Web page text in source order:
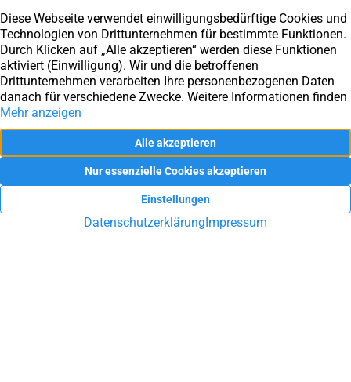
Immobilienmakler Ennepetal
Sie suchen einen Immobilienmakler in Ennepetal oder
Umgebung? Überzeugen Sie sich von unseren Referenzen.
Unsere Leistungen
Wir übernehmen die Vermittlung, Mietverwaltung &
Baubegleitung für Ihre Immobilien im Ennepe-Ruhr-Kreis.